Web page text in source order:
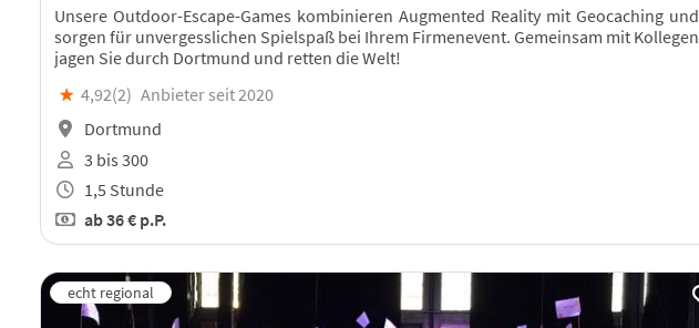
Unsere Outdoor-Escape-Games kombinieren Augmented Reality mit Geocaching und
sorgen für unvergesslichen Spielspaß bei Ihrem Firmenevent. Gemeinsam mit Kollegen
jagen Sie durch Dortmund und retten die Welt!
★ 4,92(2) Anbieter seit 2020
Dortmund
3 bis 300
1,5 Stunde
ab36 € p.P.